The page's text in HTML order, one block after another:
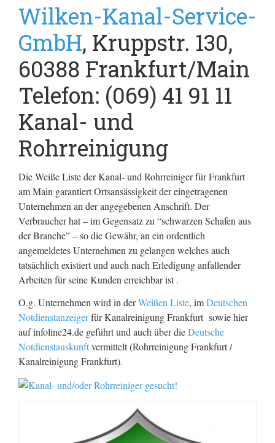
Wilken-Kanal-Service-
GmbH, Kruppstr. 130,
60388 Frankfurt/Main
Telefon: (069) 41 91 11
Kanal- und
Rohrreinigung
Die Weiße Liste der Kanal- und Rohrreiniger für Frankfurt
am Main garantiert Ortsansässigkeit der eingetragenen
Unternehmen an der angegebenen Anschrift. Der
Verbraucher hat – im Gegensatz zu “schwarzen Schafen aus
der Branche” – so die Gewähr, an ein ordentlich
angemeldetes Unternehmen zu gelangen welches auch
tatsächlich existiert und auch nach Erledigung anfallender
Arbeiten für seine Kunden erreichbar ist .
O.g. Unternehmen wird in derWeißen Liste, imDeutschen
Notdienstanzeigerfür Kanalreinigung Frankfurt sowie hier
auf infoline24.de geführt und auch über dieDeutsche
Notdienstauskunftvermittelt (Rohrreinigung Frankfurt /
Kanalreinigung Frankfurt).